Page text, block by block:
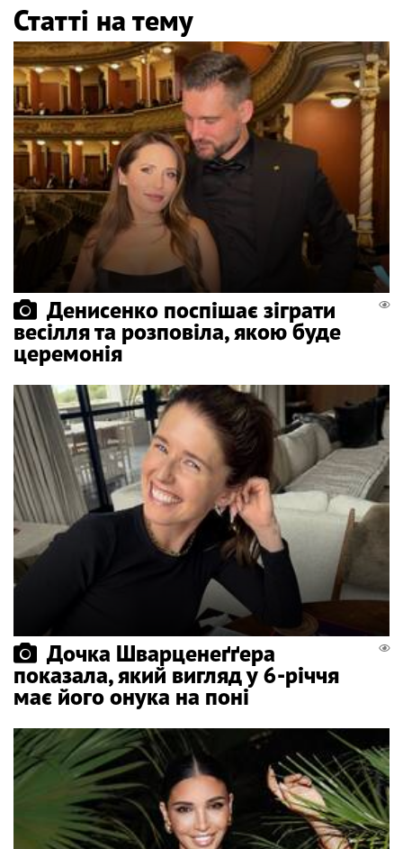
Статті на тему
Денисенко поспішає зіграти
весілля та розповіла, якою буде
церемонія
Дочка Шварценеґґера
показала, який вигляд у 6-річчя
має його онука на поні